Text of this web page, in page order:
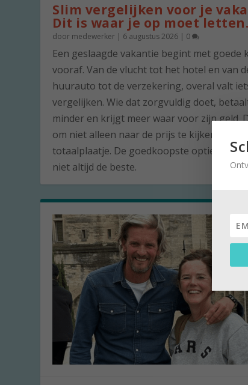
Slim vergelijken voor je
Dit is waar je op moet letten.
door medewerker | 6 augustus 2026 | 0
Een geslaagde vakantie begint met goede
vooraf. Van de vlucht tot het hotel en van
huurauto tot de verzekering, overal valt
vergelijken. Wie dat zorgvuldig doet,
minder en krijgt meer waar voor zijn geld.
om niet alleen naar de prijs te kijken, maar
totaalplaatje. De goedkoopste optie is
niet altijd de beste.